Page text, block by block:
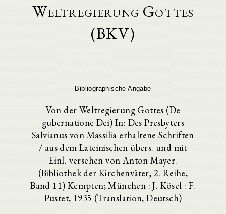
Weltregierung Gottes
(BKV)
Bibliographische Angabe
Von der Weltregierung Gottes (De
gubernatione Dei) In: Des Presbyters
Salvianus von Massilia erhaltene Schriften
/ aus dem Lateinischen übers. und mit
Einl. versehen von Anton Mayer.
(Bibliothek der Kirchenväter, 2. Reihe,
Band 11) Kempten; München : J. Kösel : F.
Pustet, 1935 (Translation, Deutsch)